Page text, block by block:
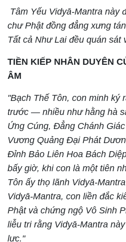
Tâm Yếu Vidyā-Mantra này
chư Phật đồng đẳng xưng
Tất cả Như Lai đều quán sát
TIỀN KIẾP NHÂN DUYÊN
ÂM
"Bạch Thế Tôn, con minh ký
trước — nhiều như hằng hà
Ứng Cúng, Đẳng Chánh
Vương Quảng Đại Phát
Đỉnh Bảo Liên Hoa Bách
bấy giờ, khi con là một tiên
Tôn ấy thọ lãnh Vidyā-
Vidyā-Mantra, con liền đắc
Phật và chứng ngộ Vô Sinh
liễu tri rằng Vidyā-Mantra
lực."